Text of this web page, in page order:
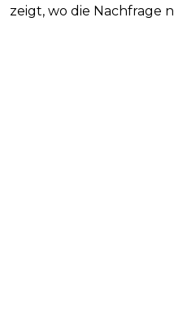
zeigt, wo die Nachfrage